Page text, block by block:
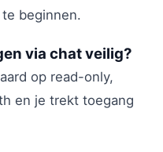
beginnen.
via chat veilig?
op read-only,
en je trekt toegang